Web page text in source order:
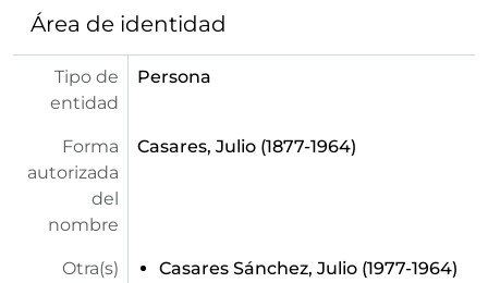
Área de identidad
Tipo de
entidad
Persona
Forma
autorizada
del
nombre
Casares, Julio (1877-1964)
Otra(s)
Casares Sánchez, Julio (1977-1964)